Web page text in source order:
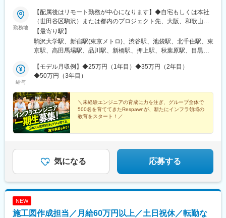
勤務地
【配属後はリモート勤務が中心になります】◆自宅もしくは本社
（世田谷区駒沢）または都内のプロジェクト先、大阪、和歌山
市、白浜町、長野市、海外（アメリカなど）※転居を伴う転勤はあ
りません。【本社】東京都世田谷区駒沢5-26-7 駒沢パークサイド
テラス ノース3F東急田園都市線「駒沢大学駅」より徒歩10分【和
【白浜ベース】和歌山県西牟婁郡白浜町才野 1622-1086 Office
Cloud 9 オフィス 4【実力をつけて働く自由を手に入れよう！】◆
結果を出せる人』なら、リモートでも何でもOKという時代です。
実力を磨いて、給与だけでなく働き方の自由も手に入れてくださ
い！【田舎で農業をしながらエンジニアという働き方も】◆実力
さえあれば、田舎に住んで農業しながら東京の案件を担当する
『半農半エンジニア（？）』みたいな働き方も可能。実際
部の写真もご覧ください！）。
【最寄り駅】
駒沢大学駅、新宿駅(東京メトロ)、渋谷駅、池袋駅、北千住駅、東
京駅、高田馬場駅、品川駅、新橋駅、押上駅、秋葉原駅、目黒
(東京都)、中野駅(東京都)、大門駅(東京都)、有楽町駅、吉祥寺
駅、日暮里駅(舎人ライナー)、五反田駅、三田駅(東京都)、中目黒
町駅、国分寺駅、立川駅、飯田橋駅、市ケ谷駅、小竹向原駅、錦
糸町駅、二子玉川駅、四ツ谷駅、自由が丘駅、新木場駅、森下駅
(東京都)、九段下駅、三軒茶屋駅、荻窪駅、春日駅(東京都)、日本
橋駅(東京都)、田町駅(東京都)、下北沢駅、神田駅(東京都)、和歌
山市駅、紀伊富田駅、新宿西口駅、東池袋駅、二重橋前駅、西早
駅(東京都)、蓮沼駅、稲荷町駅(東京都)、代々木八幡駅、浜松町
駅、銀座駅、井の頭公園駅、大崎広小路駅、代官山駅、下神明
輪駅、水道橋駅、立川南駅、新桜台駅、九品仏駅、菊川駅(東京
給与
【モデル月収例】◆25万円（1年目）◆35万円（2年目）
◆50万円（3年目）
＼未経験エンジニアの育成に力を注ぎ、グループ全体で
500名を育ててきたRespawnが、新たにインフラ領域の
教育をスタート！／
気になる 応募する
NEW
施工図作成担当／月給60万円以上／土日祝休／転勤な